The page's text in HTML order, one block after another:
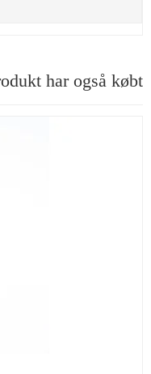
har også købt